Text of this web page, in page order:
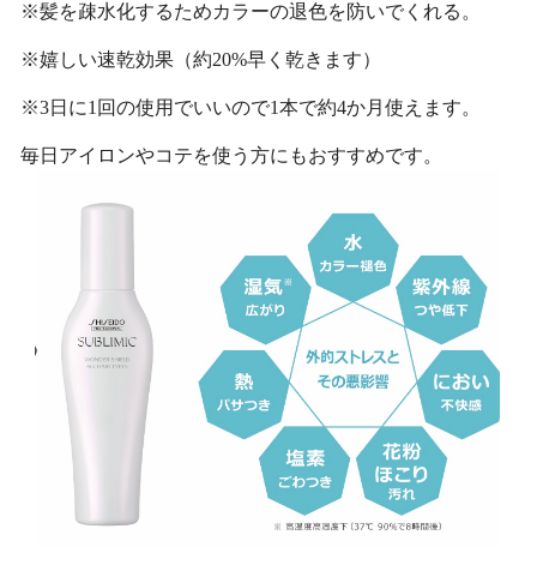
※髪を疎水化するためカラーの退色を防いでくれる。
※嬉しい速乾効果（約20%早く乾きます）
※3日に1回の使用でいいので1本で約4か月使えます。
毎日アイロンやコテを使う方にもおすすめです。